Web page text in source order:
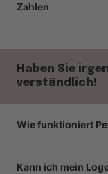
Zahlen
Haben Sie
verständlich!
Wie funktioniert
Kann ich mein